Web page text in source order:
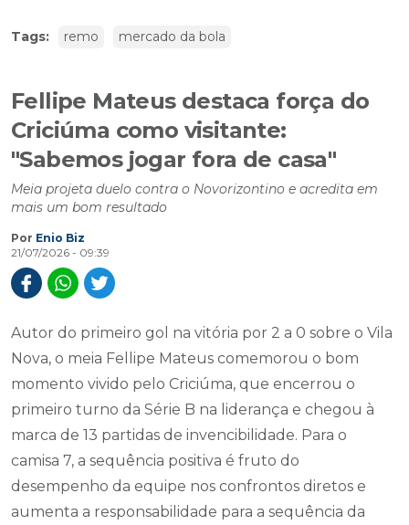
Tags: remo mercado da bola
Fellipe Mateus destaca força do
Criciúma como visitante:
"Sabemos jogar fora de casa"
Meia projeta duelo contra o Novorizontino e acredita em
mais um bom resultado
Por Enio Biz
21/07/2026 - 09:39
Autor do primeiro gol na vitória por 2 a 0 sobre o Vila
Nova, o meia Fellipe Mateus comemorou o bom
momento vivido pelo Criciúma, que encerrou o
primeiro turno da Série B na liderança e chegou à
marca de 13 partidas de invencibilidade. Para o
camisa 7, a sequência positiva é fruto do
desempenho da equipe nos confrontos diretos e
aumenta a responsabilidade para a sequência da